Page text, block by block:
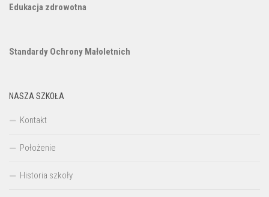
Edukacja zdrowotna
Standardy Ochrony Małoletnich
NASZA SZKOŁA
Kontakt
Położenie
Historia szkoły